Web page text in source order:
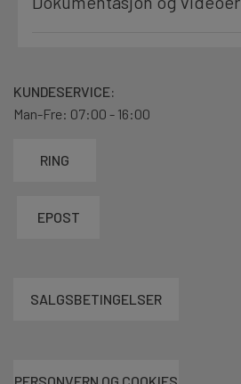
KUNDESERVICE:
Man-Fre: 07:00 - 16:00
RING
EPOST
SALGSBETINGELSER